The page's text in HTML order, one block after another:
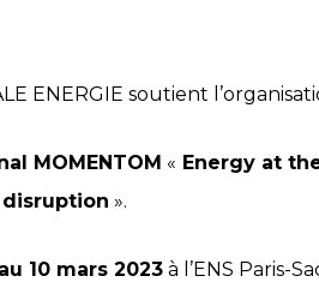
ENERGIE soutient
MOMENTOM « Energy at
».
10 mars 2023à l’ENS Paris-